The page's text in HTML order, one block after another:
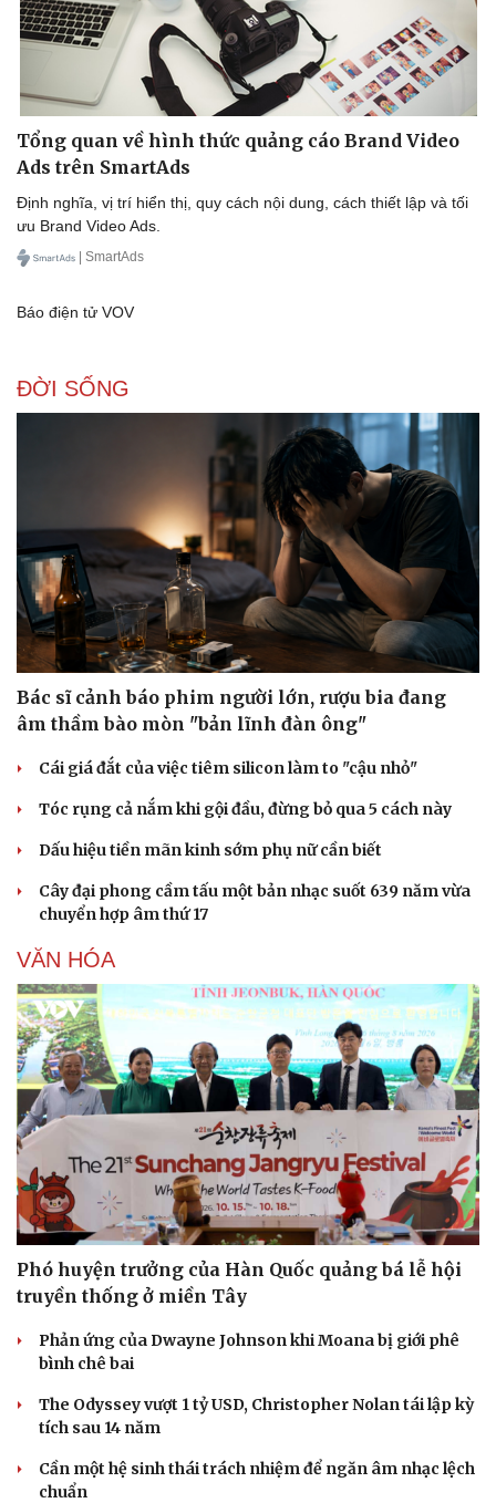
Sức khỏe
Dinh dưỡng - món ngon
Cây thuốc
Sản phụ khoa
Nhi khoa
Nam khoa
Làm đẹp - giảm cân
Phòng mạch online
Đời sống
Nhà đẹp
Blog
Tình yêu - Gia đình
Tổng quan về hình thức quảng cáo Brand Video
Ads trên SmartAds
Định nghĩa, vị trí hiển thị, quy cách nội dung, cách thiết lập và tối
ưu Brand Video Ads.
| SmartAds
Báo điện tử VOV
ĐỜI SỐNG
Bác sĩ cảnh báo phim người lớn, rượu bia đang
âm thầm bào mòn "bản lĩnh đàn ông"
Cái giá đắt của việc tiêm silicon làm to "cậu nhỏ"
Tóc rụng cả nắm khi gội đầu, đừng bỏ qua 5 cách này
Dấu hiệu tiền mãn kinh sớm phụ nữ cần biết
Cây đại phong cầm tấu một bản nhạc suốt 639 năm vừa
chuyển hợp âm thứ 17
VĂN HÓA
Phó huyện trưởng của Hàn Quốc quảng bá lễ hội
truyền thống ở miền Tây
Phản ứng của Dwayne Johnson khi Moana bị giới phê
bình chê bai
The Odyssey vượt 1 tỷ USD, Christopher Nolan tái lập kỳ
tích sau 14 năm
Cần một hệ sinh thái trách nhiệm để ngăn âm nhạc lệch
chuẩn